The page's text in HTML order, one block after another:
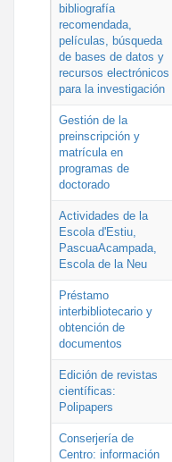
bibliografía
recomendada,
películas, búsqueda
de bases de datos y
recursos electrónicos
para la investigación
Gestión de la
preinscripción y
matrícula en
programas de
doctorado
Actividades de la
Escola d'Estiu,
PascuaAcampada,
Escola de la Neu
Préstamo
interbibliotecario y
obtención de
documentos
Edición de revistas
científicas:
Polipapers
Conserjería de
Centro: información